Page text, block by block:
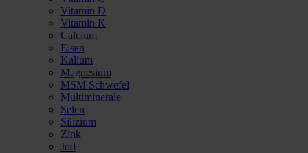
Vitamin D
Vitamin K
Calcium
Eisen
Kalium
Magnesium
MSM Schwefel
Multiminerale
Selen
Silizium
Zink
Jod